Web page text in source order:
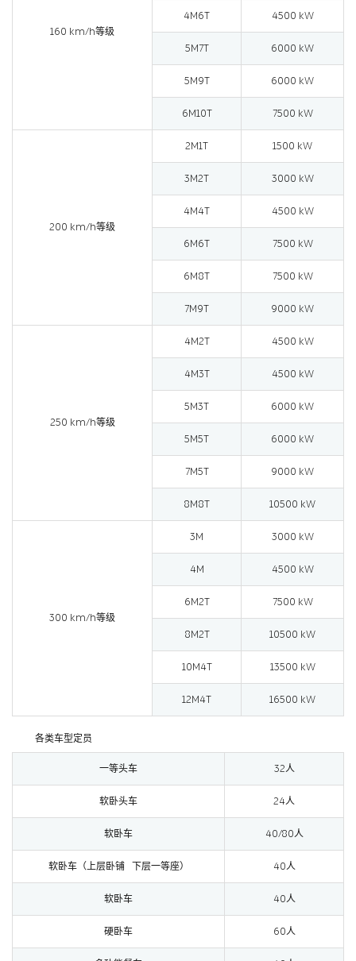
160 km/h等级
4M6T 4500 kW
5M7T 6000 kW
5M9T 6000 kW
6M10T 7500 kW
200 km/h等级
2M1T 1500 kW
3M2T 3000 kW
4M4T 4500 kW
6M6T 7500 kW
6M8T 7500 kW
7M9T 9000 kW
250 km/h等级
4M2T 4500 kW
4M3T 4500 kW
5M3T 6000 kW
5M5T 6000 kW
7M5T 9000 kW
8M8T 10500 kW
300 km/h等级
3M 3000 kW
4M 4500 kW
6M2T 7500 kW
8M2T 10500 kW
10M4T 13500 kW
12M4T 16500 kW
各类车型定员
一等头车 32人
软卧头车 24人
软卧车 40/80人
软卧车（上层卧铺 下层一等座） 40人
软卧车 40人
硬卧车 60人